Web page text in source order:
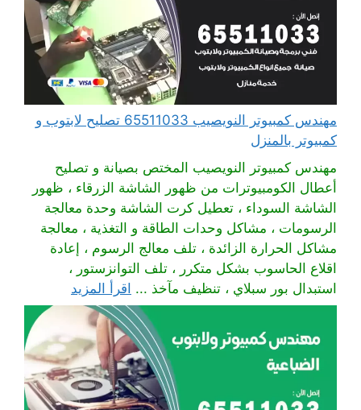
مهندس كمبيوتر النويصيب 65511033 تصليح لابتوب و
كمبيوتر بالمنزل
مهندس كمبيوتر النويصيب المختص بصيانة و تصليح
أعطال الكومبيوترات من ظهور الشاشة الزرقاء ، ظهور
الشاشة السوداء ، تعطيل كرت الشاشة وحدة معالجة
الرسومات ، مشاكل وحدات الطاقة و التغذية ، معالجة
مشاكل الحرارة الزائدة ، تلف معالج الرسوم ، إعادة
اقلاع الحاسوب بشكل متكرر ، تلف التوانزستور ،
استبدال بور سبلاي ، تنظيف مآخذ ... اقرأ المزيد